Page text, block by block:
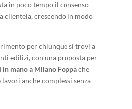
in poco tempo il consenso
clientela, crescendo in modo
per chiunque si trovi a
edilizi, con una proposta per
mano a Milano Foppache
anche complessi senza